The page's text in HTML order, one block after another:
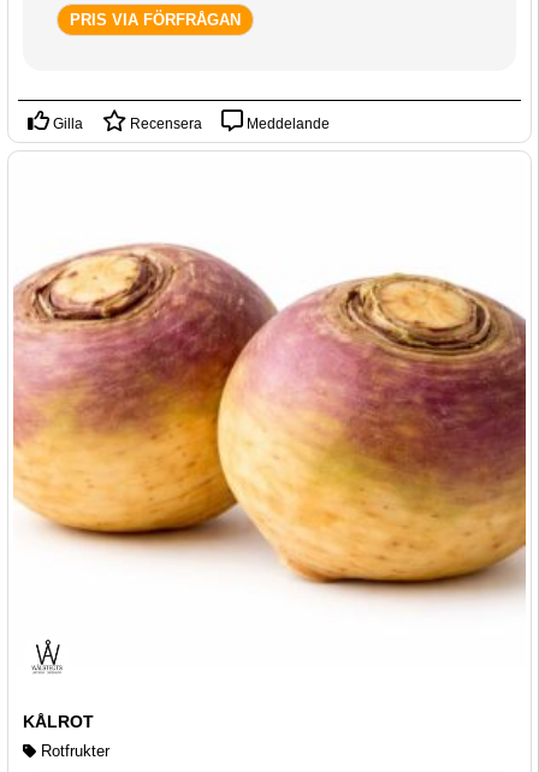
PRIS VIA FÖRFRÅGAN
Gilla Recensera Meddelande
KÅLROT
Rotfrukter